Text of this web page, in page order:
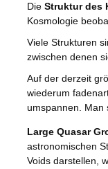
Die Struktur des
Kosmologie
Viele Strukturen
zwischen denen
Auf der derzeit
wiederum
umspannen. Man
Large Quasar
astronomischen
Voids darstellen,